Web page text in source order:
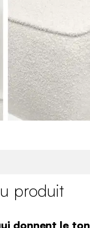
produit
donnent le ton